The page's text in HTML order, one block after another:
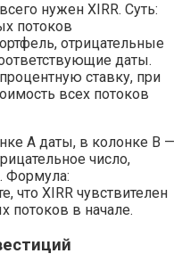
нужен XIRR. Суть:
потоков
отрицательные
даты.
ставку, при
всех потоков
A даты, в колонке B —
число,
Формула:
что XIRR чувствителен
потоков в начале.